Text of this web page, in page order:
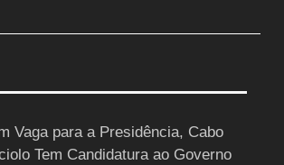
Vaga para a Presidência, Cabo
Tem Candidatura ao Governo